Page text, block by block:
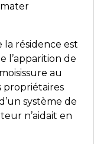
la résidence est
l’apparition de
au
propriétaires
système de
n’aidait en